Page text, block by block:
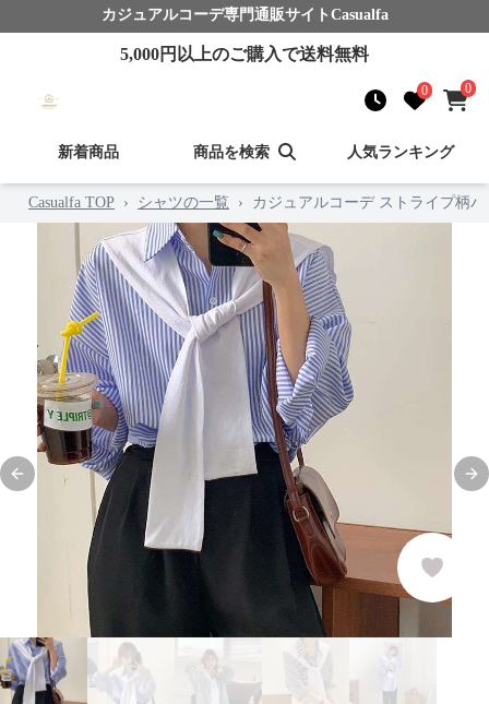
カジュアルコーデ専門通販サイト Casualfa
5,000円以上のご購入で送料無料
0 0
新着商品 商品を検索 人気ランキング
Casualfa TOP › シャツの一覧 › カジュアルコーデ ストライプ柄
Previous slide